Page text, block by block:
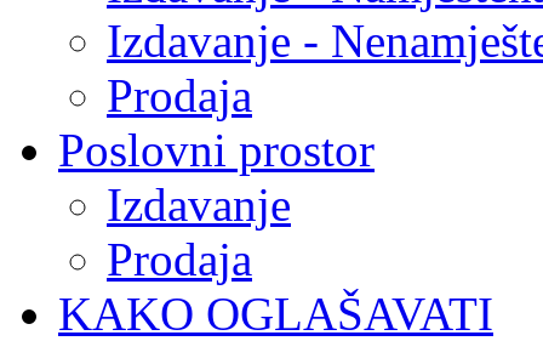
Izdavanje -
Prodaja
Poslovni prostor
Izdavanje
Prodaja
KAKO OGLAŠAVATI